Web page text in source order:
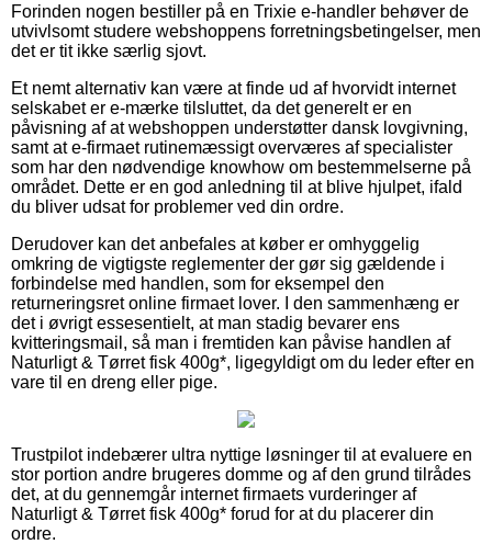
Forinden nogen bestiller på en Trixie e-handler behøver de
utvivlsomt studere webshoppens forretningsbetingelser, men
det er tit ikke særlig sjovt.
Et nemt alternativ kan være at finde ud af hvorvidt internet
selskabet er e-mærke tilsluttet, da det generelt er en
påvisning af at webshoppen understøtter dansk lovgivning,
samt at e-firmaet rutinemæssigt overværes af specialister
som har den nødvendige knowhow om bestemmelserne på
området. Dette er en god anledning til at blive hjulpet, ifald
du bliver udsat for problemer ved din ordre.
Derudover kan det anbefales at køber er omhyggelig
omkring de vigtigste reglementer der gør sig gældende i
forbindelse med handlen, som for eksempel den
returneringsret online firmaet lover. I den sammenhæng er
det i øvrigt essesentielt, at man stadig bevarer ens
kvitteringsmail, så man i fremtiden kan påvise handlen af
Naturligt & Tørret fisk 400g*, ligegyldigt om du leder efter en
vare til en dreng eller pige.
Trustpilot indebærer ultra nyttige løsninger til at evaluere en
stor portion andre brugeres domme og af den grund tilrådes
det, at du gennemgår internet firmaets vurderinger af
Naturligt & Tørret fisk 400g* forud for at du placerer din
ordre.